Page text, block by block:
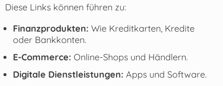
Diese Links können führen zu:
Finanzprodukten: Wie Kreditkarten, Kredite
oder Bankkonten.
E-Commerce: Online-Shops und Händlern.
Digitale Dienstleistungen: Apps und Software.